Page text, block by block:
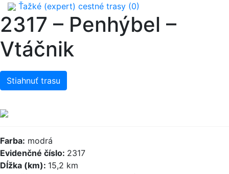
Ťažké (expert) cestné trasy (0)
2317 – Penhýbel –
Vtáčnik
Stiahnuť trasu
Farba: modrá
Evidenčné číslo: 2317
Dĺžka (km): 15,2 km